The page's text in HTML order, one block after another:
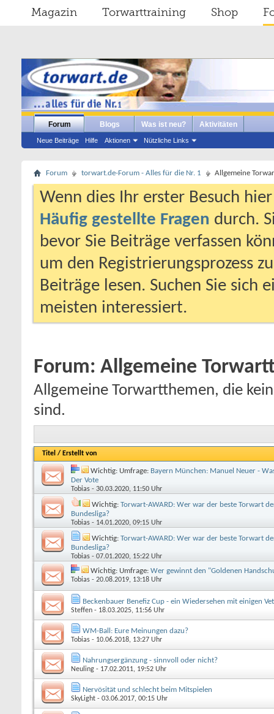
Magazin Torwarttraining Shop
Forum
Neue Beiträge Hilfe Aktionen Nützliche Links
Blogs Was ist neu? Aktivitäten
Forum torwart.de-Forum - Alles für die Nr. 1 Allgemeine
Wenn dies Ihr erster Besuch
Häufig gestellte Fragen durch.
bevor Sie Beiträge verfassen
um den Registrierungsprozess
Beiträge lesen. Suchen Sie sich
meisten interessiert.
Forum: Allgemeine
Allgemeine Torwartthemen, die
sind.
Titel / Erstellt von
Wichtig: Umfrage: Bayern München: Manuel Neuer -
Der Vote
Tobias - 30.03.2020, 11:50 Uhr
Wichtig: Torwart-AWARD: Wer war der beste Torwart
Bundesliga?
Tobias - 14.01.2020, 09:15 Uhr
Wichtig: Torwart-AWARD: Wer war der beste Torwart
Bundesliga?
Tobias - 07.01.2020, 15:22 Uhr
Wichtig: Umfrage: Wer gewinnt den "Goldenen
Tobias - 20.08.2019, 13:18 Uhr
Beckenbauer Benefiz Cup - ein Wiedersehen mit einigen
Steffen - 18.03.2025, 11:56 Uhr
WM-Ball: Eure Meinungen dazu?
Tobias - 10.06.2018, 13:27 Uhr
Nahrungsergänzung - sinnvoll oder nicht?
Neuling - 17.02.2011, 19:52 Uhr
Nervösität und schlecht beim Mitspielen
SkyLight - 03.06.2017, 00:15 Uhr